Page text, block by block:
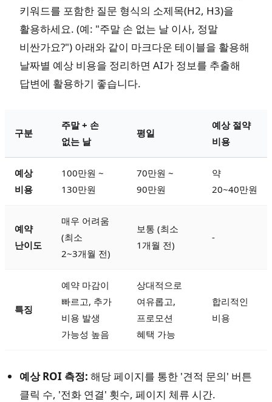
키워드를 포함한 질문 형식의 소제목(H2, H3)을
활용하세요. (예: "주말 손 없는 날 이사, 정말
비싼가요?") 아래와 같이 마크다운 테이블을 활용해
날짜별 예상 비용을 정리하면 AI가 정보를 추출해
답변에 활용하기 좋습니다.
구분
주말 + 손
없는 날
평일
예상 절약
비용
예상
비용
100만원 ~
130만원
70만원 ~
90만원
약
20~40만원
예약
난이도
매우 어려움
(최소
2~3개월 전)
보통 (최소
1개월 전)
-
특징
예약 마감이
빠르고, 추가
비용 발생
가능성 높음
상대적으로
여유롭고,
프로모션
혜택 가능
합리적인
비용
예상 ROI 측정: 해당 페이지를 통한 '견적 문의' 버튼
클릭 수, '전화 연결' 횟수, 페이지 체류 시간.